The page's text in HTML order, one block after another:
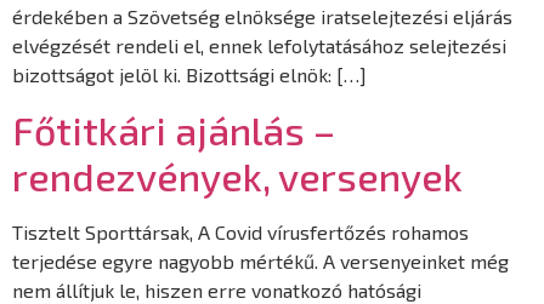
érdekében a Szövetség elnöksége iratselejtezési eljárás
elvégzését rendeli el, ennek lefolytatásához selejtezési
bizottságot jelöl ki. Bizottsági elnök: […]
Főtitkári ajánlás –
rendezvények, versenyek
Tisztelt Sporttársak, A Covid vírusfertőzés rohamos
terjedése egyre nagyobb mértékű. A versenyeinket még
nem állítjuk le, hiszen erre vonatkozó hatósági